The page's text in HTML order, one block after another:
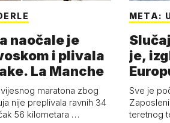
naočale je
i plivala
La Manche
maratona zbog
nije preplivala ravnih 34
56 kilometara …
META:
je,
Sve je
teretnog